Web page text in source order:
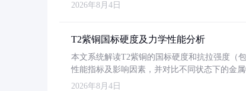
2026年8月4日
T2紫铜国标硬度及力学性能分析
本文系统解读T2紫铜的国标硬度和抗拉强度（
性能指标及影响因素，并对比不同状态下的金
2026年8月4日